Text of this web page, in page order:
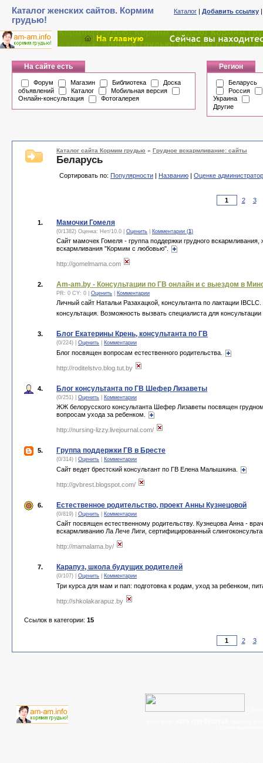
Каталог женских сайтов. Кормим
грудью!
Каталог | Добавить ссылку
На сайте есть
Форум Магазин Библиотека
Доска
объявлений
Каталог
Мобильная версия
Онлайн-консультация
Фотогалерея
Регион
Беларусь
Россия
Украина
Другие
Каталог сайта Кормим грудью » Грудное вскармливание: сайты
Беларусь
Сортировать по: Популярности | Названию | Оценке
2 3
1. Мамочки Гомеля
(0/1382) Оценка: Нет/10.0 Оценить Комментарии (1)
Сайт мамочек Гомеля - группа поддержки грудного
вскармливания "Кормим с любовью".
http://gomelmama.com
2. Am-am.by - Консультации по ГВ онлайн и с выездом в
PR: 0 CY: 0 | Оценить Комментарии
Личный сайт Натальи Разахацкой, консультанта по лактации
консультация. Возможность вызвать специалиста для
3. Блог Екатерины Крень, консультанта по ГВ
(0/224) | Оценить Комментарии
Блог посвящен вопросам естественного родительства.
http://roditelstvo.blog.tut.by
4. Блог консультанта по ГВ Шефер Лизаветы
(0/251) | Оценить Комментарии
ЖЖ белорусского консультанта Шефер Лизаветы посвящен
вопросам ухода за ребенком.
http://nursing-lizzy.livejournal.com/
5. Группа поддержки ГВ в Бресте
(0/314) | Оценить Комментарии
Сайт ведет брестский консультант по ГВ Елена Малышкина.
http://gvbrest.blogspot.com/
6. Естественное родительство, проект Анны Кузнецовой
(0/819) | Оценить Комментарии
Сайт посвящен естественному родительству. Кузнецова Анна -
вскармливанию Ла Лече Лиги, сертифицированный
http://mamalama.by/
7. Карапуз, школа будущих родителей
(0/107) | Оценить Комментарии
Три курса для мам и пап: подготовка к родам, уход за ребенком,
http://shkolakarapuz.by
Ссылок в категории: 15
2 3